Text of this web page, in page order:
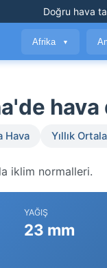
Doğru hava
Afrika ▼
Hava Yıllık
iklim normalleri.
YAĞIŞ
23 mm